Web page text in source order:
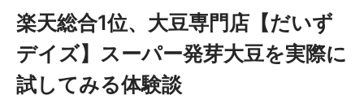
楽天総合1位、大豆専門店【だいず
デイズ】スーパー発芽大豆を実際に
試してみる体験談